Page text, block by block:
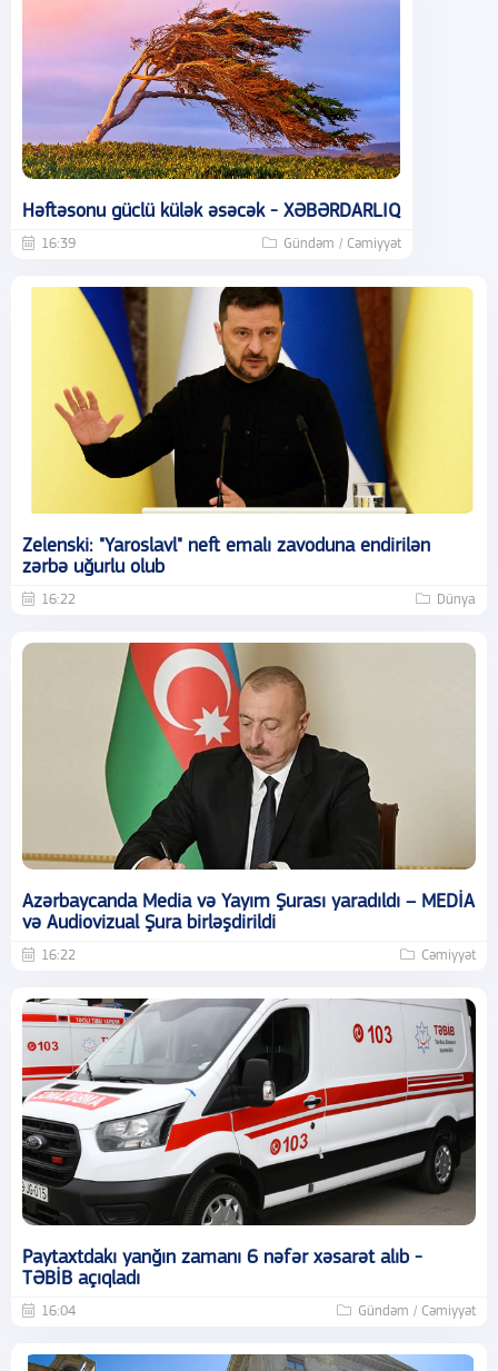
Həftəsonu güclü külək əsəcək - XƏBƏRDARLIQ
16:39 Gündəm / Cəmiyyət
Zelenski: "Yaroslavl" neft emalı zavoduna endirilən
zərbə uğurlu olub
16:22 Dünya
Azərbaycanda Media və Yayım Şurası yaradıldı – MEDİA
və Audiovizual Şura birləşdirildi
16:22 Cəmiyyət
Paytaxtdakı yanğın zamanı 6 nəfər xəsarət alıb -
TƏBİB açıqladı
16:04 Gündəm / Cəmiyyət